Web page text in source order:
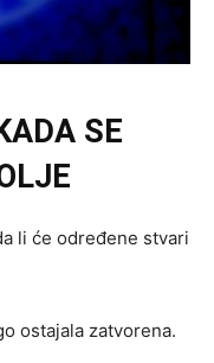
SE
li će određene stvari
ostajala zatvorena.